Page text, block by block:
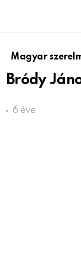
Magyar
Bródy
6 éve